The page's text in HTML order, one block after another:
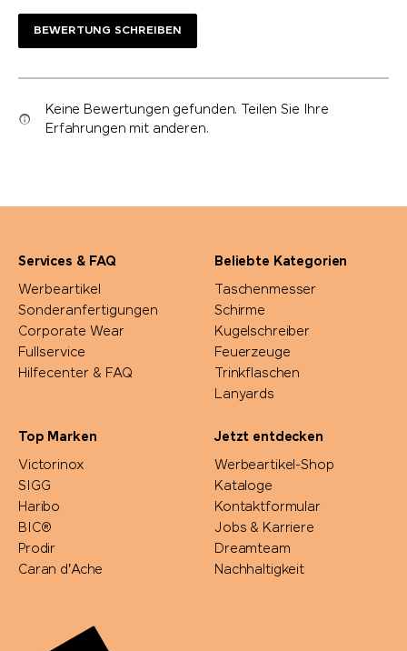
BEWERTUNG SCHREIBEN
Keine Bewertungen gefunden. Teilen Sie Ihre
Erfahrungen mit anderen.
Services & FAQ
Werbeartikel
Sonderanfertigungen
Corporate Wear
Fullservice
Hilfecenter & FAQ
Beliebte Kategorien
Taschenmesser
Schirme
Kugelschreiber
Feuerzeuge
Trinkflaschen
Lanyards
Top Marken
Victorinox
SIGG
Haribo
BIC®
Prodir
Caran d'Ache
Jetzt entdecken
Werbeartikel-Shop
Kataloge
Kontaktformular
Jobs & Karriere
Dreamteam
Nachhaltigkeit